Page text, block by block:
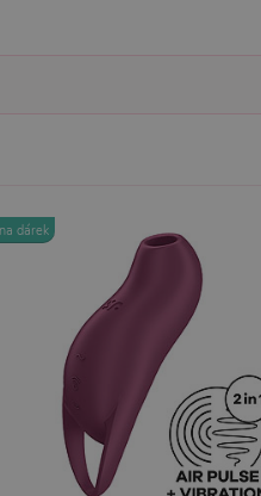
dárekinformace o relaci. Je nezbytný
Analytics - což je významná
cookie se používá k rozlišení
klienta. Je součástí
relacích a kampaních pro
pro uložení ID živého chatu Zopim